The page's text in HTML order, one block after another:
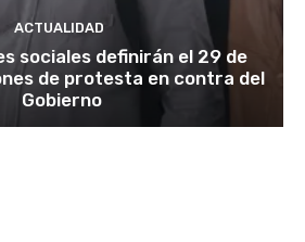
ACTUALIDAD
sociales definirán el 29 de
de protesta en contra del
Gobierno